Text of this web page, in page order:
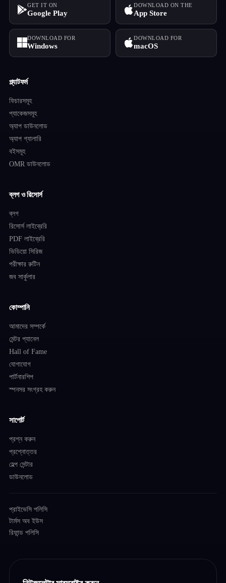
GET IT ON
Google Play
DOWNLOAD ON THE
App Store
DOWNLOAD FOR
Windows
DOWNLOAD FOR
macOS
প্ল্যাটফর্ম
ফিচারসমূহ
প্যাকেজসমূহ
অ্যাপ ডাউনলোড
অ্যাপ গ্যালারি
বইসমূহ
OMR ডাউনলোড
ব্লগ ও রিসোর্স
ব্লগ
রিসোর্স লাইব্রেরি
PDF লাইব্রেরি
ভিডিয়ো সিরিজ
পরীক্ষার রুটিন
জব সার্কুলার
কোম্পানি
আমাদের সম্পর্কে
মেন্টর প্যানেল
Hall of Fame
যোগাযোগ
পার্টনারশিপ
স্পনসর সংগ্রহ করুন
সাপোর্ট
প্রশ্ন করুন
প্রশ্নোত্তর
হেল্প সেন্টার
ডাউনলোড
প্রাইভেসি পলিসি
টার্মস অব ইউস
রিফান্ড পলিসি